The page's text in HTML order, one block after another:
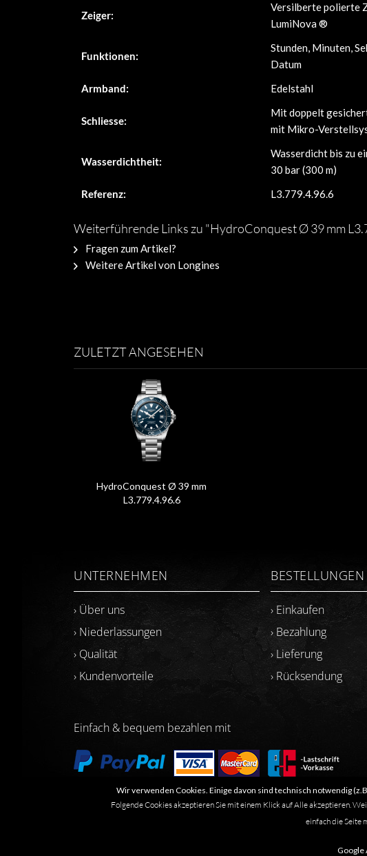
Zeiger:
Versilberte polierte
LumiNova ®
Funktionen:
Stunden, Minuten,
Datum
Armband:
Edelstahl
Schliesse:
Mit doppelt
mit Mikro-
Wasserdichtheit:
Wasserdicht bis zu
30 bar (300 m)
Referenz:
L3.779.4.96.6
Weiterführende Links zu "HydroConquest Ø 39 mm
Fragen zum Artikel?
Weitere Artikel von Longines
ZULETZT ANGESEHEN
HydroConquest Ø 39 mm
L3.779.4.96.6
UNTERNEHMEN
› Über uns
› Niederlassungen
› Qualität
› Kundenvorteile
BESTELLUNGEN
› Einkaufen
› Bezahlung
› Lieferung
› Rücksendung
Einfach & bequem bezahlen mit
Marken- oder Warenzeichen werden in der Regel nicht als solche
Wir verwenden Cookies. Einige davon sind technisch notwendig
Folgende Cookies akzeptieren Sie mit einem Klick auf Alle akzeptieren.
einfach die Seite
Google